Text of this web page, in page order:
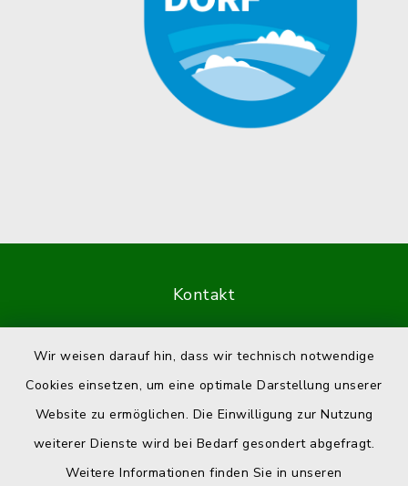
Wir weisen darauf hin, dass wir technisch notwendige
Cookies einsetzen, um eine optimale Darstellung unserer
Website zu ermöglichen. Die Einwilligung zur Nutzung
weiterer Dienste wird bei Bedarf gesondert abgefragt.
Weitere Informationen finden Sie in unseren
Kontakt
Datenschutz
Impressum